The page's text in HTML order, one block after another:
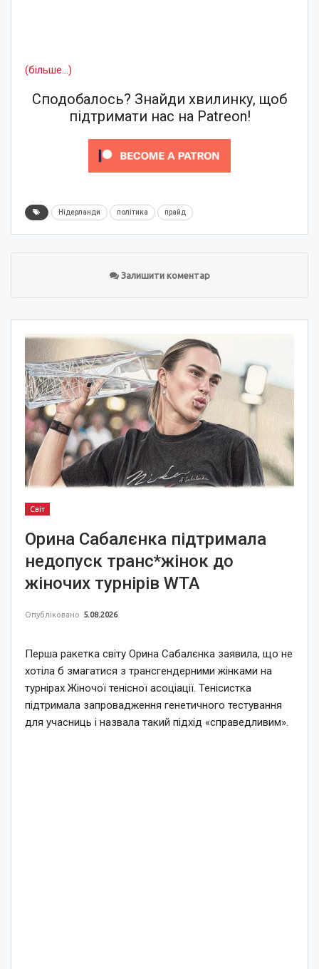
(більше…)
Сподобалось? Знайди хвилинку, щоб
підтримати нас на Patreon!
Нідерланди політика прайд
Залишити коментар
Світ
Орина Сабалєнка підтримала
недопуск транс*жінок до
жіночих турнірів WTA
Опубліковано 5.08.2026
Перша ракетка світу Орина Сабалєнка заявила, що не
хотіла б змагатися з трансгендерними жінками на
турнірах Жіночої тенісної асоціації. Тенісистка
підтримала запровадження генетичного тестування
для учасниць і назвала такий підхід «справедливим».